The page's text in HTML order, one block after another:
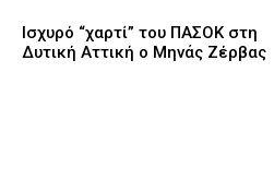
Ισχυρό “χαρτί” του ΠΑΣΟΚ στη
Δυτική Αττική ο Μηνάς Ζέρβας